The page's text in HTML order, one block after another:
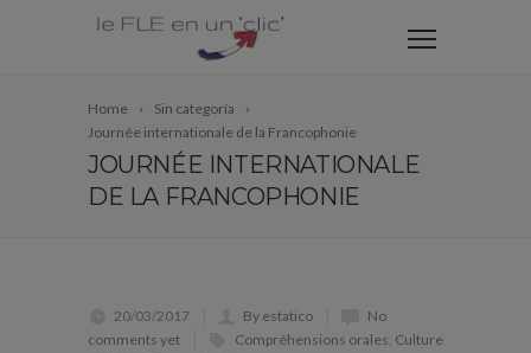
Home
Sin categoría
Journée internationale de la Francophonie
JOURNÉE INTERNATIONALE
DE LA FRANCOPHONIE
20/03/2017 By estatico
No
comments yet
Compréhensions orales, Culture